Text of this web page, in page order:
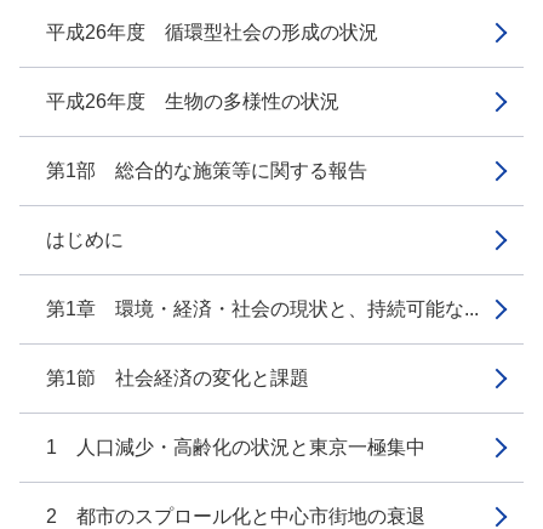
平成26年度 循環型社会の形成の状況
平成26年度 生物の多様性の状況
第1部 総合的な施策等に関する報告
はじめに
第1章 環境・経済・社会の現状と、持続可能な...
第1節 社会経済の変化と課題
1 人口減少・高齢化の状況と東京一極集中
2 都市のスプロール化と中心市街地の衰退